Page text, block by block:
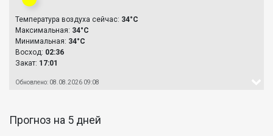
Температура воздуха сейчас: 34°C
Максимальная: 34°C
Минимальная: 34°C
Восход: 02:36
Закат: 17:01
Обновлено: 08.08.2026 09:08
Прогноз на 5 дней